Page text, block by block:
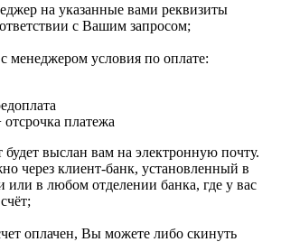
на указанные вами реквизиты
с Вашим запросом;
менеджером условия по оплате:
отсрочка платежа
будет выслан вам на электронную почту.
через клиент-банк, установленный в
или в любом отделении банка, где у вас
оплачен, Вы можете либо скинуть